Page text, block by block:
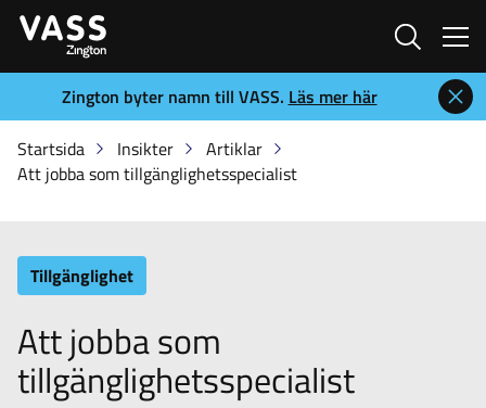
Sök
Zington byter namn till VASS. Läs mer här
Startsida
Insikter
Artiklar
Att jobba som tillgänglighetsspecialist
Tillgänglighet
Att jobba som
tillgänglighetsspecialist